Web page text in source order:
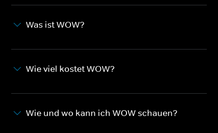
Was ist WOW?
Wie viel kostet WOW?
Wie und wo kann ich WOW schauen?